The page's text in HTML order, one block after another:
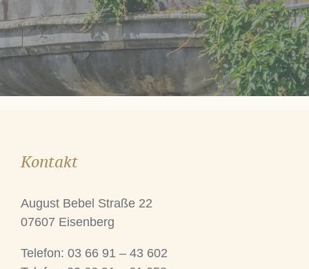
Kontakt
August Bebel Straße 22
07607 Eisenberg
Telefon: 03 66 91 – 43 602